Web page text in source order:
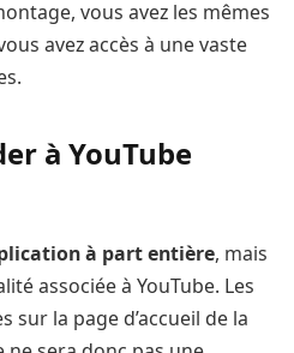
vous avez les mêmes
avez accès à une vaste
à YouTube
à part entière, mais
associée à YouTube. Les
sur la page d’accueil de la